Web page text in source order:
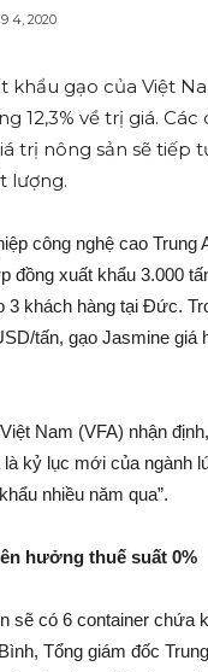
4, 2020
khẩu gạo của Việt
12,3% về trị giá. Các
trị nông sản sẽ tiếp
lượng.
công nghệ cao Trung
đồng xuất khẩu 3.000
3 khách hàng tại Đức.
tấn, gạo Jasmine giá
Nam (VFA) nhận
kỷ lục mới của ngành
nhiều năm qua”.
hưởng thuế suất 0%
sẽ có 6 container chứa
Tổng giám đốc